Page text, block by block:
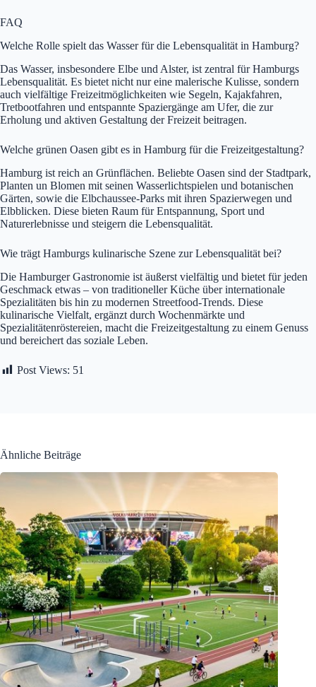
FAQ
Welche Rolle spielt das Wasser für die Lebensqualität in Hamburg?
Das Wasser, insbesondere Elbe und Alster, ist zentral für Hamburgs
Lebensqualität. Es bietet nicht nur eine malerische Kulisse, sondern
auch vielfältige Freizeitmöglichkeiten wie Segeln, Kajakfahren,
Tretbootfahren und entspannte Spaziergänge am Ufer, die zur
Erholung und aktiven Gestaltung der Freizeit beitragen.
Welche grünen Oasen gibt es in Hamburg für die Freizeitgestaltung?
Hamburg ist reich an Grünflächen. Beliebte Oasen sind der Stadtpark,
Planten un Blomen mit seinen Wasserlichtspielen und botanischen
Gärten, sowie die Elbchaussee-Parks mit ihren Spazierwegen und
Elbblicken. Diese bieten Raum für Entspannung, Sport und
Naturerlebnisse und steigern die Lebensqualität.
Wie trägt Hamburgs kulinarische Szene zur Lebensqualität bei?
Die Hamburger Gastronomie ist äußerst vielfältig und bietet für jeden
Geschmack etwas – von traditioneller Küche über internationale
Spezialitäten bis hin zu modernen Streetfood-Trends. Diese
kulinarische Vielfalt, ergänzt durch Wochenmärkte und
Spezialitätenröstereien, macht die Freizeitgestaltung zu einem Genuss
und bereichert das soziale Leben.
Post Views: 51
Ähnliche Beiträge